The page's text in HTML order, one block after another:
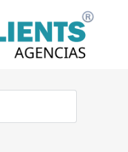
avanzada